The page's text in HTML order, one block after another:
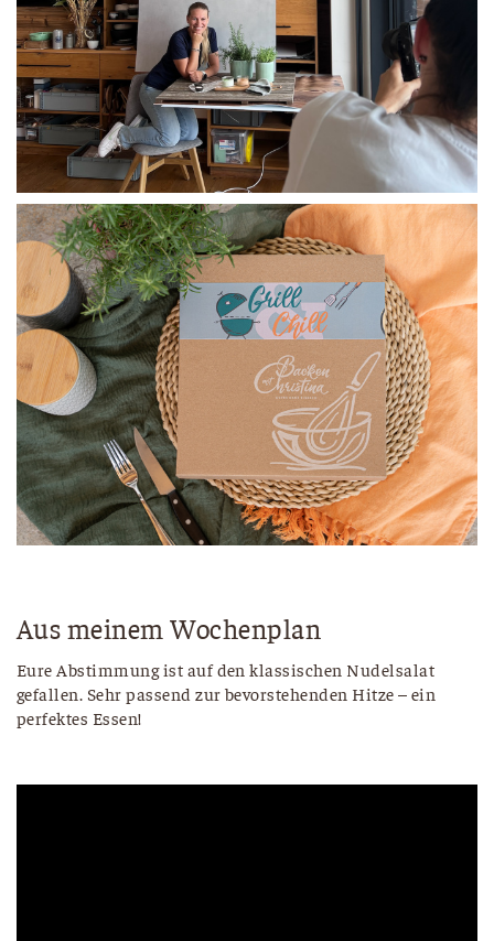
Aus meinem Wochenplan
Eure Abstimmung ist auf den klassischen Nudelsalat
gefallen. Sehr passend zur bevorstehenden Hitze – ein
perfektes Essen!